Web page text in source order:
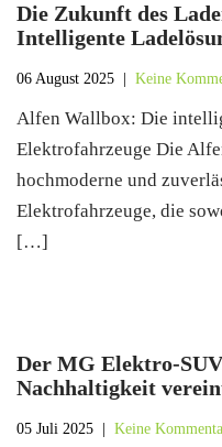
Die Zukunft des
Intelligente
06 August 2025 Keine
Alfen Wallbox: Die
Elektrofahrzeuge Die
hochmoderne und
Elektrofahrzeuge, die
[…]
Der MG Elektro-
Nachhaltigkeit
05 Juli 2025 Keine